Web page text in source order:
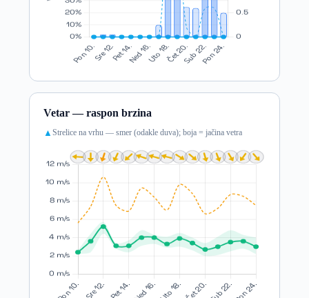
Vetar — raspon brzina
▲ Strelice na vrhu — smer (odakle duva); boja = jačina vetra